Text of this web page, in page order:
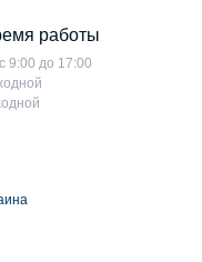
работы
9:00 до 17:00